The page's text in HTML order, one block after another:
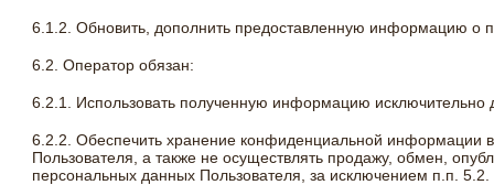
6.1.2. Обновить, дополнить предоставленную информацию
6.2. Оператор обязан:
6.2.1. Использовать полученную информацию
6.2.2. Обеспечить хранение конфиденциальной информации
Пользователя, а также не осуществлять продажу, обмен,
персональных данных Пользователя, за исключением п.п.